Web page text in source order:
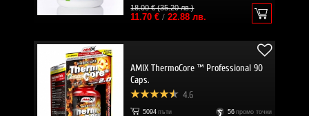
18.00 € (35.20 лв.)
11.70 €/ 22.88 лв.
AMIX ThermoCore ™ Professional 90
Caps.
4.6
5094 пъти 56 промо точки